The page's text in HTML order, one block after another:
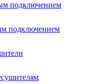
подключением
подключением